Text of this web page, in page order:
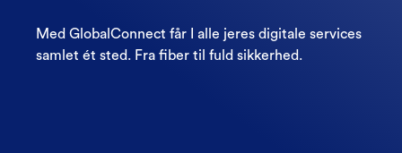
Med GlobalConnect får I alle jeres digitale services
samlet ét sted. Fra fiber til fuld sikkerhed.